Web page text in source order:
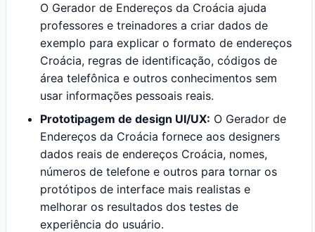
O Gerador de Endereços da Croácia ajuda
professores e treinadores a criar dados de
exemplo para explicar o formato de endereços
Croácia, regras de identificação, códigos de
área telefônica e outros conhecimentos sem
usar informações pessoais reais.
Prototipagem de design UI/UX: O Gerador de
Endereços da Croácia fornece aos designers
dados reais de endereços Croácia, nomes,
números de telefone e outros para tornar os
protótipos de interface mais realistas e
melhorar os resultados dos testes de
experiência do usuário.